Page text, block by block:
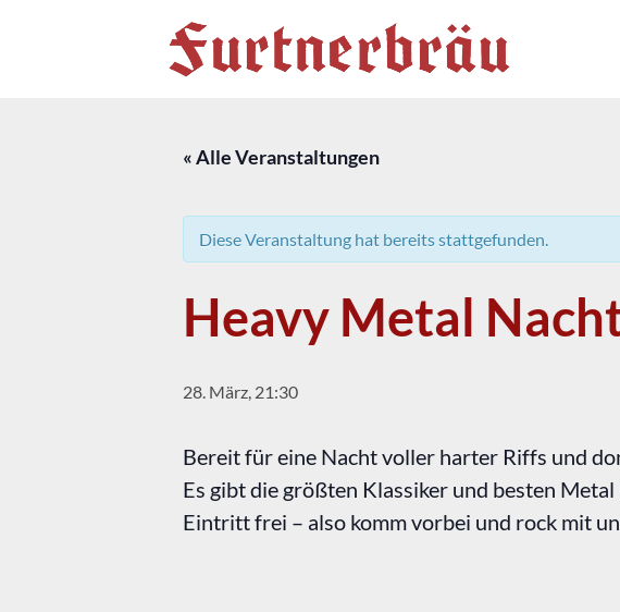
« Alle Veranstaltungen
Diese Veranstaltung hat bereits stattgefunden.
Heavy Metal
28. März, 21:30
Bereit für eine Nacht voller harter Riffs und
Es gibt die größten Klassiker und besten
Eintritt frei – also komm vorbei und rock mit